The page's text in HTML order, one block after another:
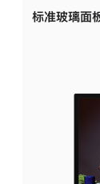
标准玻璃面